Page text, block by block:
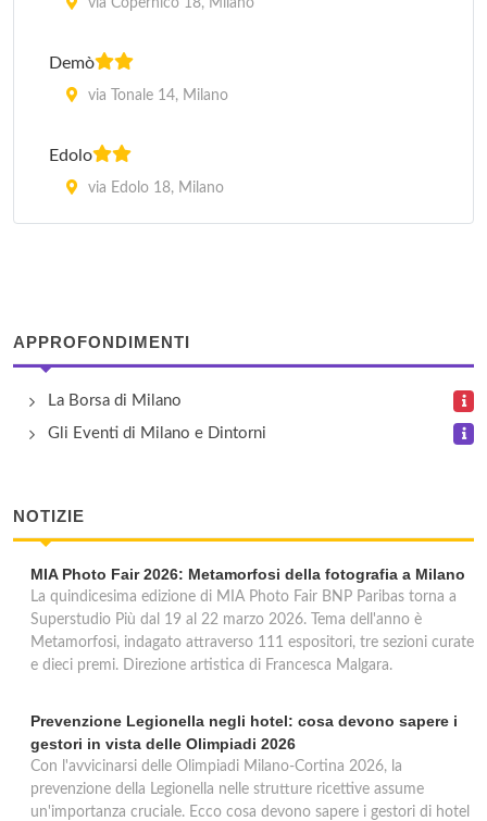
via Copernico 18, Milano
Demò
via Tonale 14, Milano
Edolo
via Edolo 18, Milano
Magic
Terminal
APPROFONDIMENTI
La Borsa di Milano
Gli Eventi di Milano e Dintorni
NOTIZIE
MIA Photo Fair 2026: Metamorfosi della fotografia a Milano
La quindicesima edizione di MIA Photo Fair BNP Paribas torna a
Superstudio Più dal 19 al 22 marzo 2026. Tema dell'anno è
Metamorfosi, indagato attraverso 111 espositori, tre sezioni curate
e dieci premi. Direzione artistica di Francesca Malgara.
Prevenzione Legionella negli hotel: cosa devono sapere i
gestori in vista delle Olimpiadi 2026
Con l'avvicinarsi delle Olimpiadi Milano-Cortina 2026, la
prevenzione della Legionella nelle strutture ricettive assume
un'importanza cruciale. Ecco cosa devono sapere i gestori di hotel